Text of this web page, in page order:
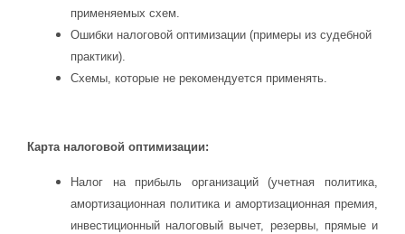
применяемых схем.
Ошибки налоговой оптимизации (примеры из судебной
практики).
Схемы, которые не рекомендуется применять.
Карта налоговой оптимизации:
Налог на прибыль организаций (учетная политика,
амортизационная политика и амортизационная премия,
инвестиционный налоговый вычет, резервы, прямые и